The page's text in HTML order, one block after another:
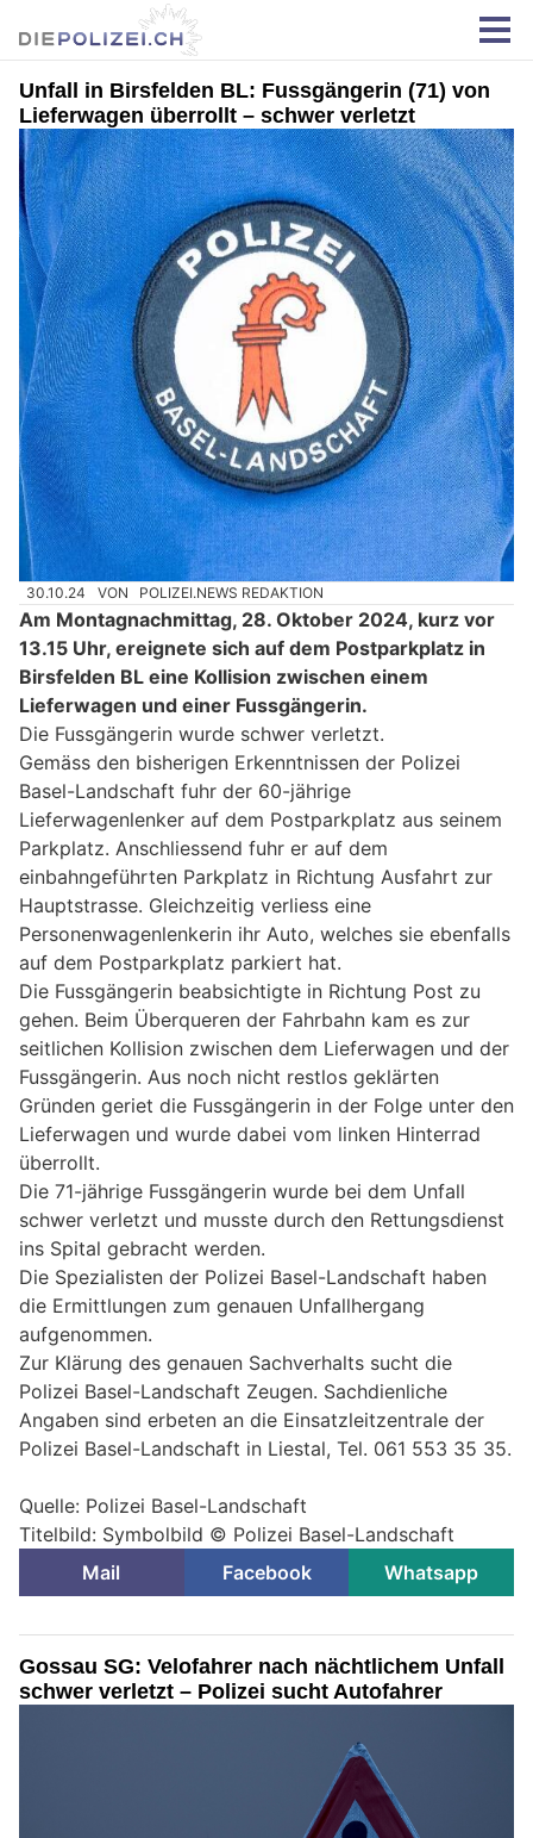
Unfall in Birsfelden BL: Fussgängerin (71) von
Lieferwagen überrollt – schwer verletzt
30.10.24 VON POLIZEI.NEWS REDAKTION
Am Montagnachmittag, 28. Oktober 2024, kurz vor
13.15 Uhr, ereignete sich auf dem Postparkplatz in
Birsfelden BL eine Kollision zwischen einem
Lieferwagen und einer Fussgängerin.
Die Fussgängerin wurde schwer verletzt.
Gemäss den bisherigen Erkenntnissen der Polizei
Basel-Landschaft fuhr der 60-jährige
Lieferwagenlenker auf dem Postparkplatz aus seinem
Parkplatz. Anschliessend fuhr er auf dem
einbahngeführten Parkplatz in Richtung Ausfahrt zur
Hauptstrasse. Gleichzeitig verliess eine
Personenwagenlenkerin ihr Auto, welches sie ebenfalls
auf dem Postparkplatz parkiert hat.
Die Fussgängerin beabsichtigte in Richtung Post zu
gehen. Beim Überqueren der Fahrbahn kam es zur
seitlichen Kollision zwischen dem Lieferwagen und der
Fussgängerin. Aus noch nicht restlos geklärten
Gründen geriet die Fussgängerin in der Folge unter den
Lieferwagen und wurde dabei vom linken Hinterrad
überrollt.
Die 71-jährige Fussgängerin wurde bei dem Unfall
schwer verletzt und musste durch den Rettungsdienst
ins Spital gebracht werden.
Die Spezialisten der Polizei Basel-Landschaft haben
die Ermittlungen zum genauen Unfallhergang
aufgenommen.
Zur Klärung des genauen Sachverhalts sucht die
Polizei Basel-Landschaft Zeugen. Sachdienliche
Angaben sind erbeten an die Einsatzleitzentrale der
Polizei Basel-Landschaft in Liestal, Tel. 061 553 35 35.
Quelle: Polizei Basel-Landschaft
Titelbild: Symbolbild © Polizei Basel-Landschaft
Mail
Facebook Whatsapp
Gossau SG: Velofahrer nach nächtlichem Unfall
schwer verletzt – Polizei sucht Autofahrer